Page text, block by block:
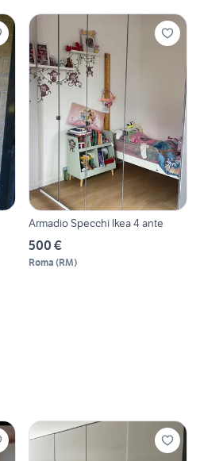
Armadio Specchi Ikea 4 ante
500 €
Roma (RM)